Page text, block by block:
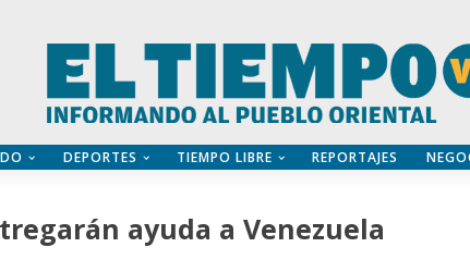
DEPORTES TIEMPO LIBRE REPORTAJES
ayuda a Venezuela